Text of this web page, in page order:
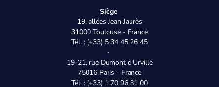
Siège
19, allées Jean Jaurès
31000 Toulouse - France
Tél. : (+33) 5 34 45 26 45
-
19-21, rue Dumont d'Urville
75016 Paris - France
Tél. : (+33) 1 70 96 81 00